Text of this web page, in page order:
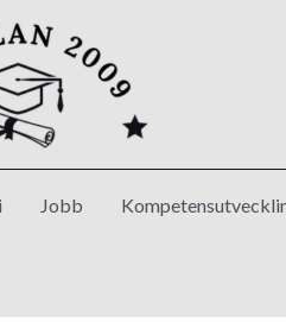
Jobb